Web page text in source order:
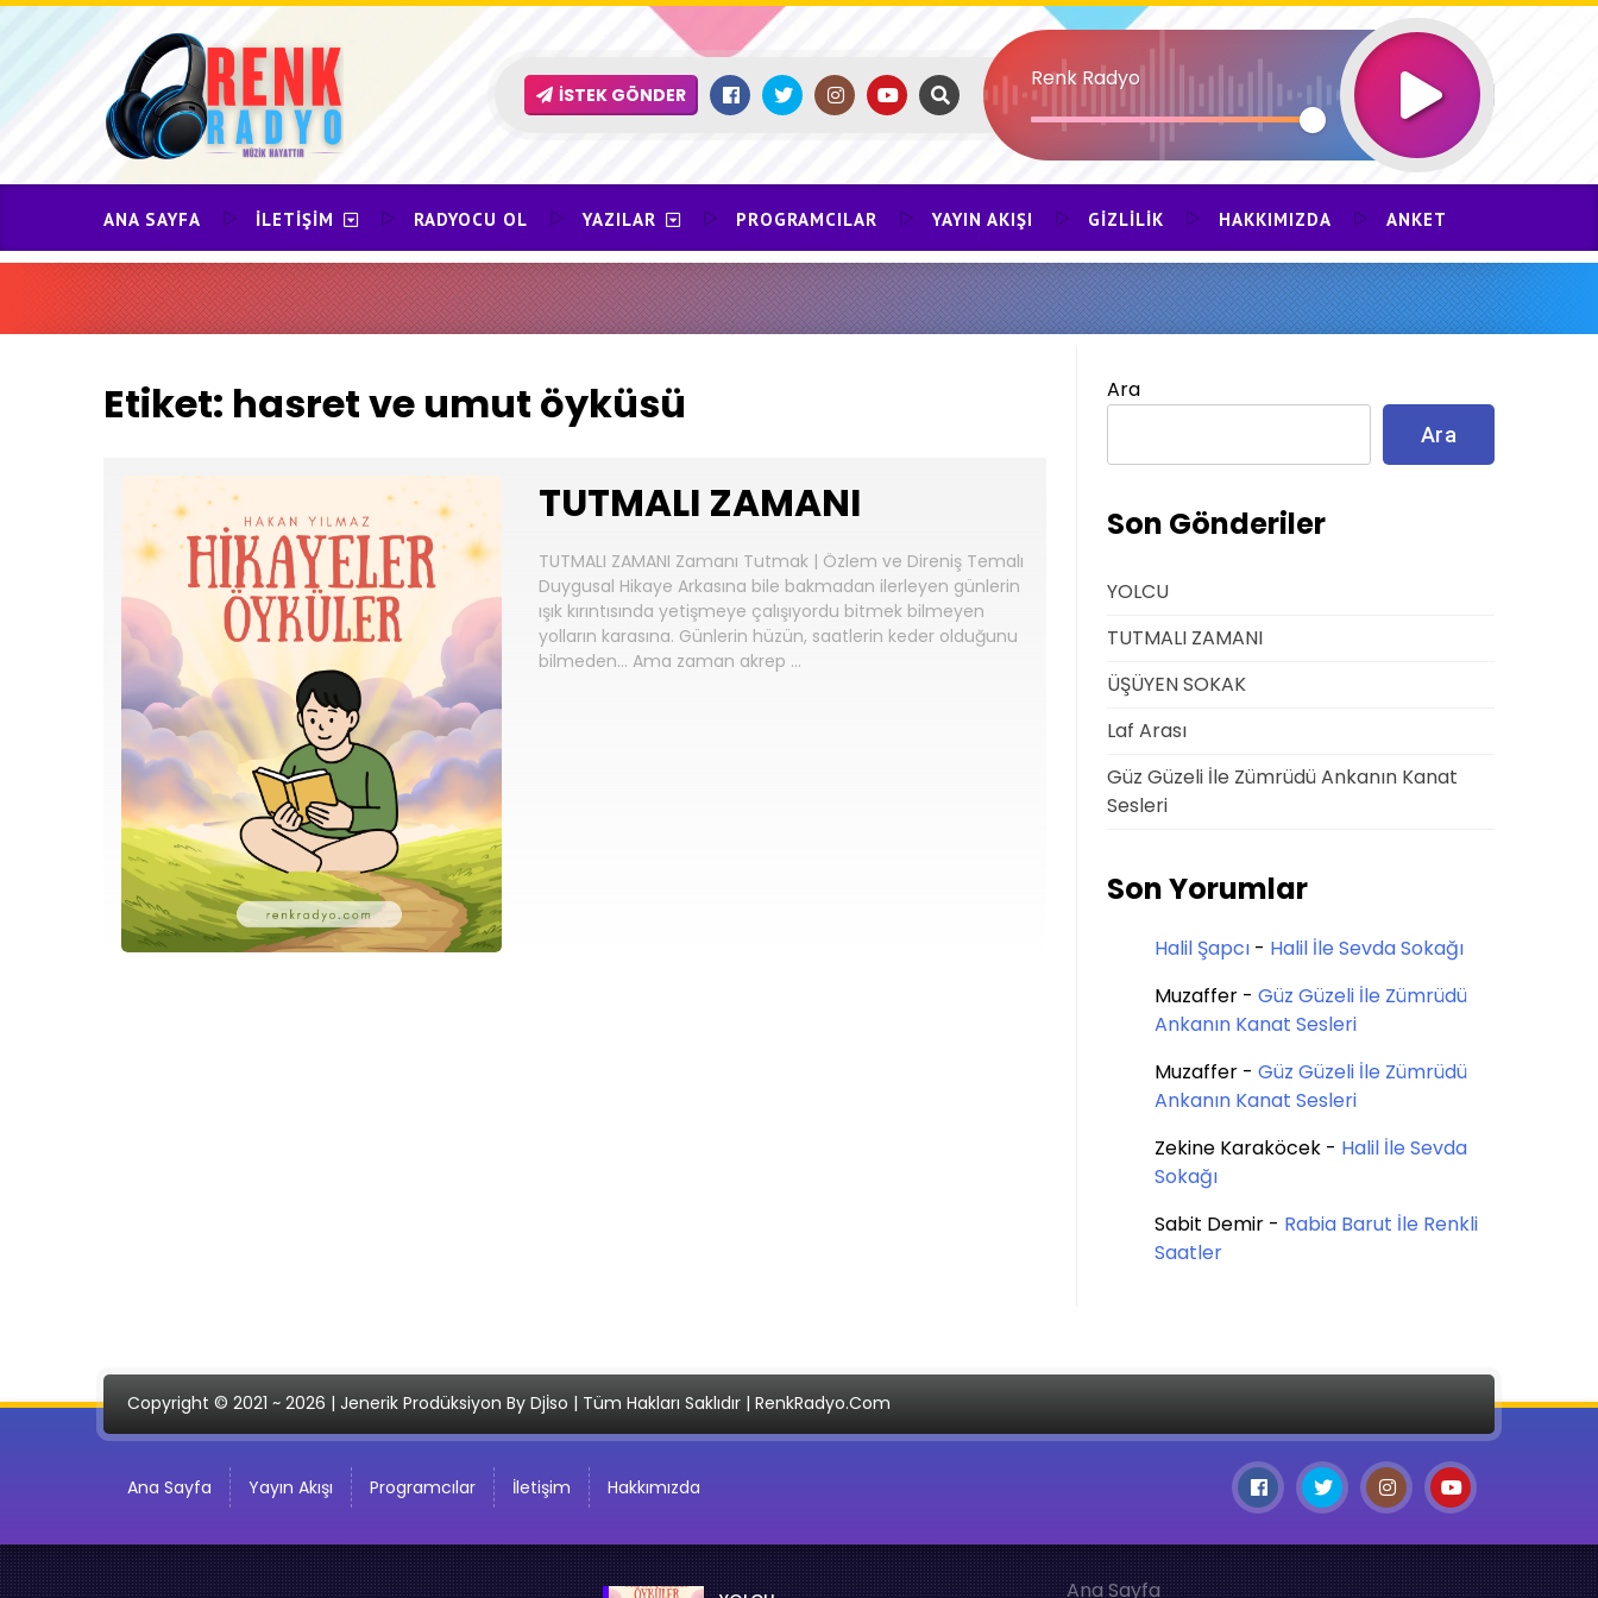
Skip
content
İSTEK GÖNDER
Renk Radyo
ANA SAYFA İLETIŞIM RADYOCU OL YAZILAR PROGRAMCILAR YAYIN AKIŞI GIZLILIK HAKKIMIZDA ANKET
Etiket: hasret ve umut öyküsü
TUTMALI ZAMANI
TUTMALI ZAMANI Zamanı Tutmak | Özlem ve Direniş Temalı
Duygusal Hikaye Arkasına bile bakmadan ilerleyen günlerin
ışık kırıntısında yetişmeye çalışıyordu bitmek bilmeyen
yolların karasına. Günlerin hüzün, saatlerin keder olduğunu
bilmeden… Ama zaman akrep …
Ara
Ara
Son Gönderiler
YOLCU
TUTMALI ZAMANI
ÜŞÜYEN SOKAK
Laf Arası
Güz Güzeli İle Zümrüdü Ankanın Kanat
Sesleri
Son Yorumlar
Halil Şapcı - Halil İle Sevda Sokağı
Muzaffer - Güz Güzeli İle Zümrüdü
Ankanın Kanat Sesleri
Muzaffer - Güz Güzeli İle Zümrüdü
Ankanın Kanat Sesleri
Zekine Karaköcek - Halil İle Sevda
Sokağı
Sabit Demir - Rabia Barut İle Renkli
Saatler
Copyright © 2021 ~ 2026 | Jenerik Prodüksiyon By Djİso | Tüm Hakları Saklıdır | RenkRadyo.Com
Ana Sayfa Yayın Akışı Programcılar İletişim Hakkımızda
Ana Sayfa